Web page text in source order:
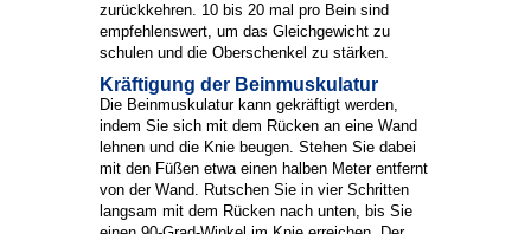
zurückkehren. 10 bis 20 mal pro Bein sind
empfehlenswert, um das Gleichgewicht zu
schulen und die Oberschenkel zu stärken.
Kräftigung der Beinmuskulatur
Die Beinmuskulatur kann gekräftigt werden,
indem Sie sich mit dem Rücken an eine Wand
lehnen und die Knie beugen. Stehen Sie dabei
mit den Füßen etwa einen halben Meter entfernt
von der Wand. Rutschen Sie in vier Schritten
langsam mit dem Rücken nach unten, bis Sie